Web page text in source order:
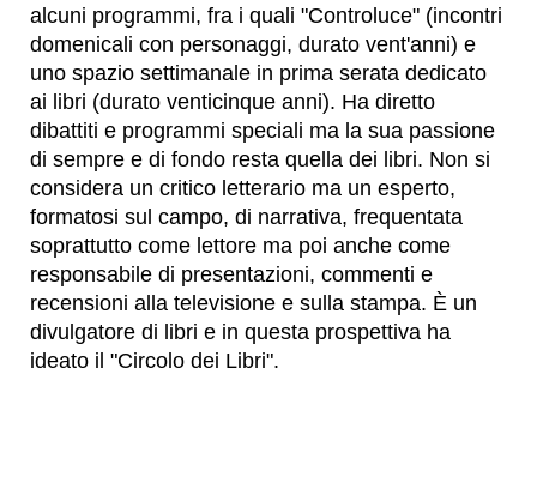
alcuni programmi, fra i quali "Controluce" (incontri
domenicali con personaggi, durato vent'anni) e
uno spazio settimanale in prima serata dedicato
ai libri (durato venticinque anni). Ha diretto
dibattiti e programmi speciali ma la sua passione
di sempre e di fondo resta quella dei libri. Non si
considera un critico letterario ma un esperto,
formatosi sul campo, di narrativa, frequentata
soprattutto come lettore ma poi anche come
responsabile di presentazioni, commenti e
recensioni alla televisione e sulla stampa. È un
divulgatore di libri e in questa prospettiva ha
ideato il "Circolo dei Libri".